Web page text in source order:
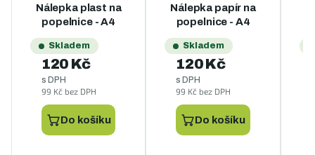
Nálepka plast na
popelnice - A4
Skladem
99 Kč bez DPH
120 Kč
s DPH
Do košíku
Nálepka papír na
popelnice - A4
Skladem
99 Kč bez DPH
120 Kč
s DPH
Do košíku